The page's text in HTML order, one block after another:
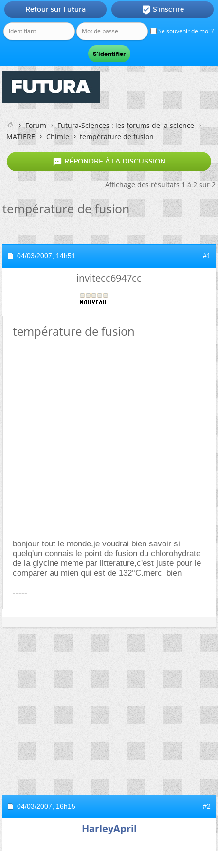
Se souvenir de moi ?
Retour sur Futura  S'inscrire
Forum
Futura-Sciences : les forums de la science
MATIERE
Chimie température de fusion
 RÉPONDRE À LA DISCUSSION
Affichage des résultats 1 à 2 sur 2
température de fusion
04/03/2007, 14h51 #1
invitecc6947cc
température de fusion
------
bonjour tout le monde,je voudrai bien savoir si
quelq'un connais le point de fusion du chlorohydrate
de la glycine meme par litterature,c'est juste pour le
comparer au mien qui est de 132°C.merci bien
-----
04/03/2007, 16h15 #2
HarleyApril